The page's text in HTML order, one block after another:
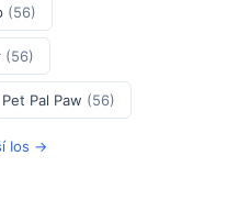
(56)
(56)
Pet Pal Paw (56)
Ios →